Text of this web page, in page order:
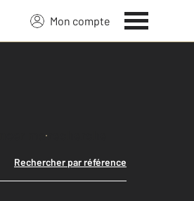
Mon compte
Lancer ma recherche
Rechercher par référence